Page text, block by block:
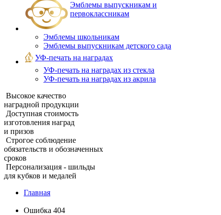
Эмблемы выпускникам и
первоклассникам
Эмблемы школьникам
Эмблемы выпускникам детского сада
УФ-печать на наградах
УФ‑печать на наградах из стекла
УФ-печать на наградах из акрила
Высокое качество
наградной продукции
Доступная стоимость
изготовления наград
и призов
Строгое соблюдение
обязательств и обозначенных
сроков
Персонализация - шильды
для кубков и медалей
Главная
Ошибка 404